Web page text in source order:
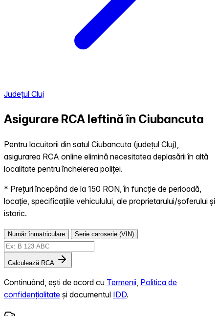
Județul Cluj
Asigurare RCA Ieftină în Ciubancuta
Pentru locuitorii din satul Ciubancuta (județul Cluj),
asigurarea RCA online elimină necesitatea deplasării în altă
localitate pentru încheierea poliței.
* Prețuri începând de la 150 RON, în funcție de perioadă,
locație, specificațiile vehiculului, ale proprietarului/șoferului și
istoric.
Număr înmatriculare Serie caroserie (VIN)
Calculează RCA
Continuând, ești de acord cu Termenii Politica de
confidențialitate și documentul IDD.